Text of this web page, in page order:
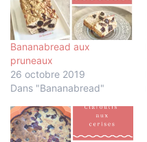
Bananabread aux
pruneaux
26 octobre 2019
Dans "Bananabread"